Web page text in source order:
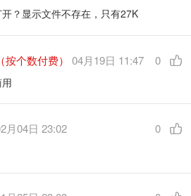
？显示文件不存在，只有27K
（按个数付费） 04月19日 11:47 0
月04日 23:02 0